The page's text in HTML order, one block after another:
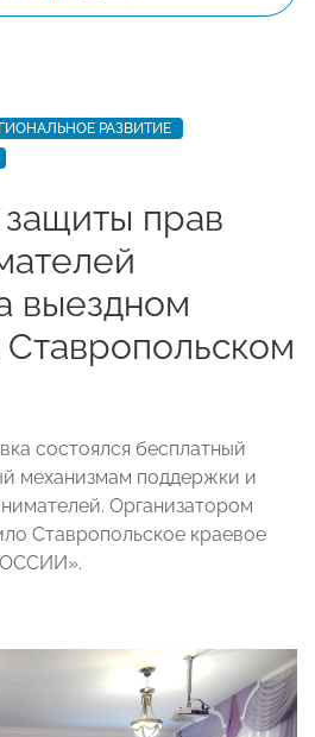
РАЗВИТИЕ
прав
выездном
состоялся бесплатный
механизмам поддержки и
Организатором
Ставропольское краевое